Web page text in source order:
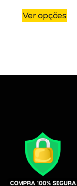
Ver opções